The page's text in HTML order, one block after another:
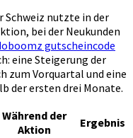
Schweiz nutzte in der
bei der Neukunden
gutscheincode
eine Steigerung der
zum Vorquartal und eine
der ersten drei Monate.
Während der
Aktion
Ergebnis